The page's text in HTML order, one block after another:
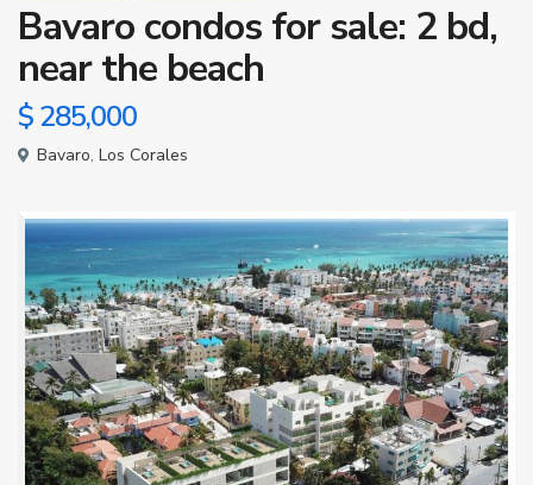
Bavaro condos for sale: 2 bd,
near the beach
$ 285,000
Bavaro, Los Corales